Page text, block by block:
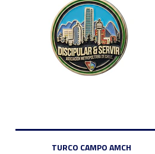
TURCO CAMPO AMCH